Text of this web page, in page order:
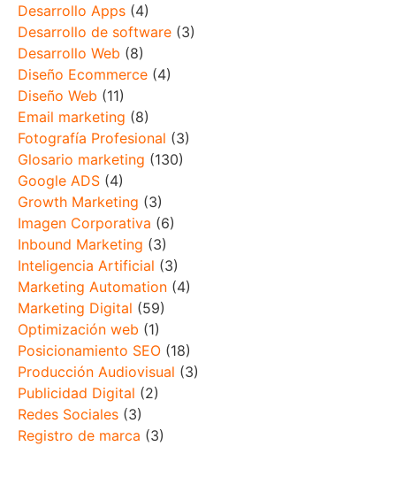
Desarrollo Apps (4)
Desarrollo de software (3)
Desarrollo Web (8)
Diseño Ecommerce (4)
Diseño Web (11)
Email marketing (8)
Fotografía Profesional (3)
Glosario marketing (130)
Google ADS (4)
Growth Marketing (3)
Imagen Corporativa (6)
Inbound Marketing (3)
Inteligencia Artificial (3)
Marketing Automation (4)
Marketing Digital (59)
Optimización web (1)
Posicionamiento SEO (18)
Producción Audiovisual (3)
Publicidad Digital (2)
Redes Sociales (3)
Registro de marca (3)